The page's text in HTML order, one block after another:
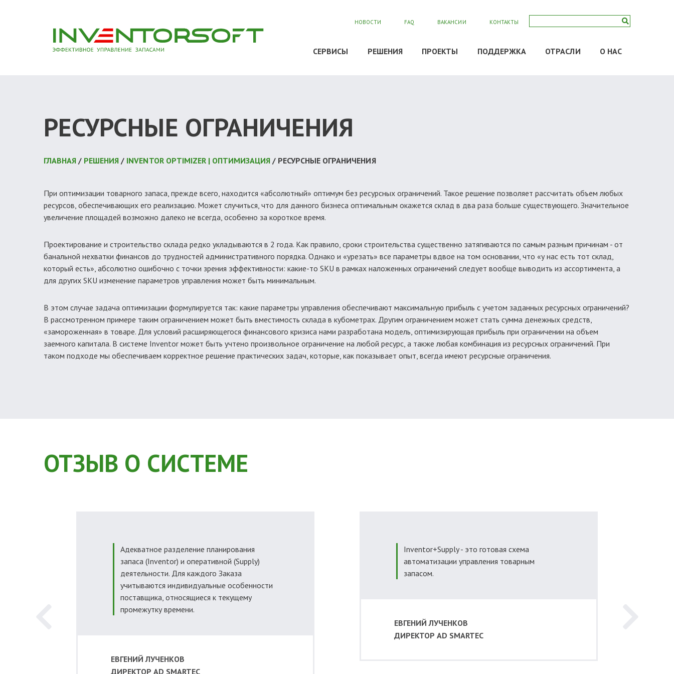
НОВОСТИ FAQ ВАКАНСИИ КОНТАКТЫ
СЕРВИСЫ РЕШЕНИЯ ПРОЕКТЫ ПОДДЕРЖКА ОТРАСЛИ О НАС
РЕСУРСНЫЕ ОГРАНИЧЕНИЯ
ГЛАВНАЯ / РЕШЕНИЯ / INVENTOR OPTIMIZER | ОПТИМИЗАЦИЯ / РЕСУРСНЫЕ ОГРАНИЧЕНИЯ
При оптимизации товарного запаса, прежде всего, находится «абсолютный» оптимум без ресурсных ограничений. Такое решение позволяет рассчитать объем любых
ресурсов, обеспечивающих его реализацию. Может случиться, что для данного бизнеса оптимальным окажется склад в два раза больше существующего. Значительное
увеличение площадей возможно далеко не всегда, особенно за короткое время.
Проектирование и строительство склада редко укладываются в 2 года. Как правило, сроки строительства существенно затягиваются по самым разным причинам - от
банальной нехватки финансов до трудностей административного порядка. Однако и «урезать» все параметры вдвое на том основании, что «у нас есть тот склад,
который есть», абсолютно ошибочно с точки зрения эффективности: какие-то SKU в рамках наложенных ограничений следует вообще выводить из ассортимента, а
для других SKU изменение параметров управления может быть минимальным.
В этом случае задача оптимизации формулируется так: какие параметры управления обеспечивают максимальную прибыль с учетом заданных ресурсных ограничений?
В рассмотренном примере таким ограничением может быть вместимость склада в кубометрах. Другим ограничением может стать сумма денежных средств,
«замороженная» в товаре. Для условий расширяющегося финансового кризиса нами разработана модель, оптимизирующая прибыль при ограничении на объем
заемного капитала. В системе Inventor может быть учтено произвольное ограничение на любой ресурс, а также любая комбинация из ресурсных ограничений. При
таком подходе мы обеспечиваем корректное решение практических задач, которые, как показывает опыт, всегда имеют ресурсные ограничения.
ОТЗЫВ О СИСТЕМЕ
Адекватное разделение планирования
запаса (Inventor) и оперативной (Supply)
деятельности. Для каждого Заказа
учитываются индивидуальные особенности
поставщика, относящиеся к текущему
промежутку времени.
ЕВГЕНИЙ ЛУЧЕНКОВ
ДИРЕКТОР AD SMARTEC
Inventor+Supply - это готовая схема
автоматизации управления товарным
запасом.
ЕВГЕНИЙ ЛУЧЕНКОВ
ДИРЕКТОР AD SMARTEC